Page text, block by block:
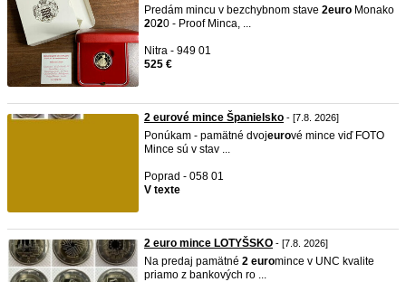
Predám mincu v bezchybnom stave 2euro Monako
2020 - Proof Minca, ...
Nitra - 949 01
525 €
2 eurové mince Španielsko - [7.8. 2026]
Ponúkam - pamätné dvojeurové mince viď FOTO
Mince sú v stav ...
Poprad - 058 01
V texte
2 euro mince LOTYŠSKO - [7.8. 2026]
Na predaj pamätné 2 euromince v UNC kvalite
priamo z bankových ro ...